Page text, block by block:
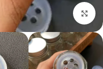
بزرگنمایی تصویر